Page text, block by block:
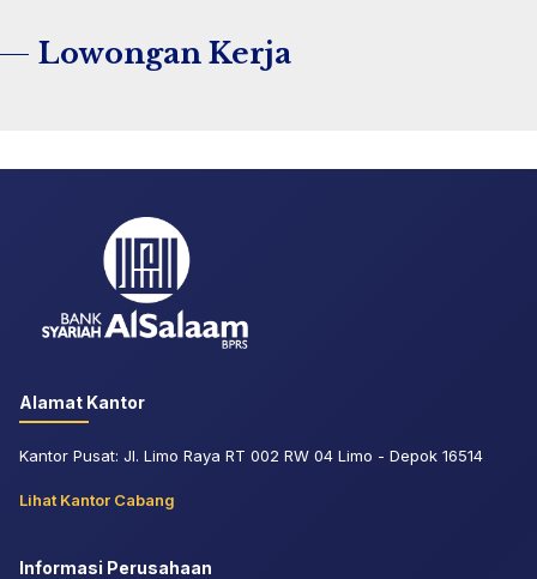
Lowongan Kerja
Alamat Kantor
Kantor Pusat: Jl. Limo Raya RT 002 RW 04 Limo - Depok 16514
Lihat Kantor Cabang
Informasi Perusahaan